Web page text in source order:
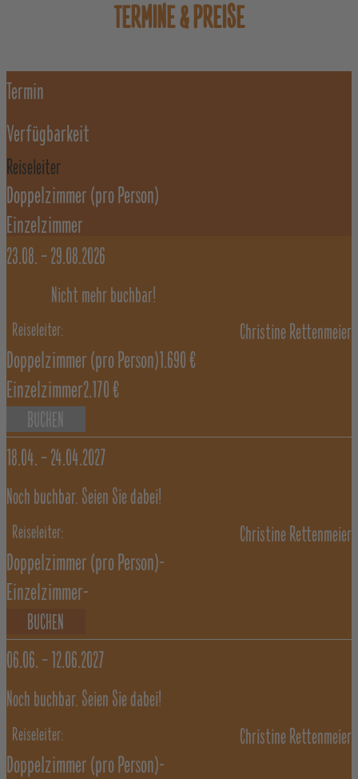
TERMINE & PREISE
Termin
Verfügbarkeit
Reiseleiter
Doppelzimmer (pro Person)
Einzelzimmer
23.08. –29.08.2026
Nicht mehr buchbar!
Christine Rettenmeier
Doppelzimmer (pro Person)1.690 €
Einzelzimmer2.170 €
BUCHEN
18.04. –24.04.2027
Noch buchbar. Seien Sie dabei!
Christine Rettenmeier
Doppelzimmer (pro Person)-
Einzelzimmer-
BUCHEN
06.06. –12.06.2027
Noch buchbar. Seien Sie dabei!
Christine Rettenmeier
Doppelzimmer (pro Person)-